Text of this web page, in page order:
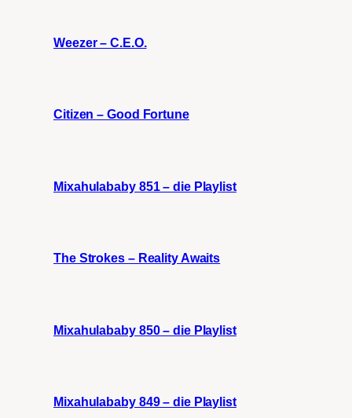
Weezer – C.E.O.
Citizen – Good Fortune
Mixahulababy 851 – die Playlist
The Strokes – Reality Awaits
Mixahulababy 850 – die Playlist
Mixahulababy 849 – die Playlist